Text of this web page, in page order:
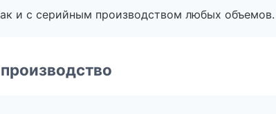
и с серийным производством любых объемов.